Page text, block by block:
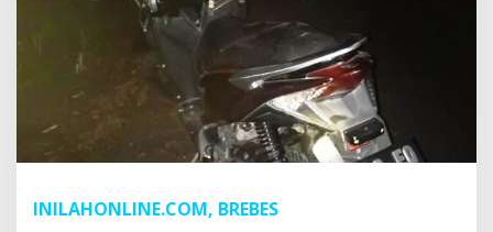
INILAHONLINE.COM, BREBES